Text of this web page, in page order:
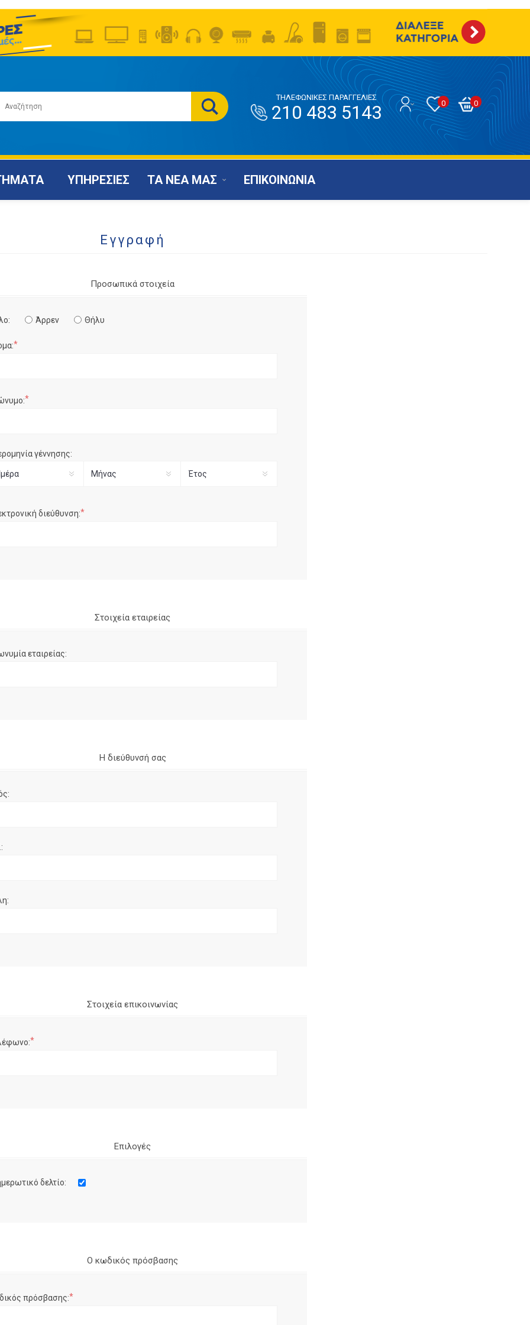
0
0
ΤΗΛΕΦΩΝΙΚΕΣ ΠΑΡΑΓΓΕΛΙΕΣ
210 483 5143
ΥΠΗΡΕΣΙΕΣ ΤΑ ΝΕΑ ΜΑΣ ΕΠΙΚΟΙΝΩΝΙΑ
Εγγραφή
Προσωπικά στοιχεία
Άρρεν Θήλυ
*
*
γέννησης:
διεύθυνση:*
Στοιχεία εταιρείας
εταιρείας:
Η διεύθυνσή σας
Στοιχεία επικοινωνίας
*
Επιλογές
δελτίο:
Ο κωδικός πρόσβασης
πρόσβασης:*